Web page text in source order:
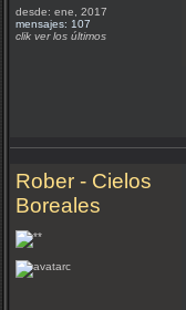
desde: ene, 2017
mensajes: 107
clik ver los últimos
Rober - Cielos
Boreales